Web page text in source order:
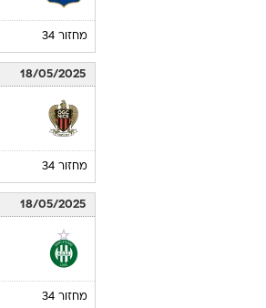
מחזור 34
18/05/2025
מחזור 34
18/05/2025
מחזור 34